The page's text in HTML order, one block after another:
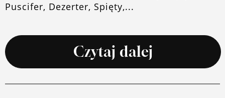
Puscifer, Dezerter, Spięty,...
Czytaj dalej